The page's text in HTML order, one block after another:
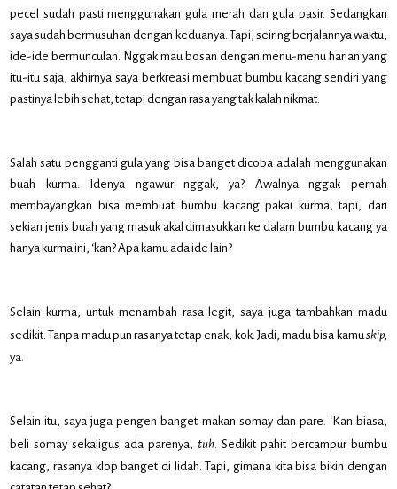
pecel sudah pasti menggunakan gula merah dan gula pasir. Sedangkan
saya sudah bermusuhan dengan keduanya. Tapi, seiring berjalannya waktu,
ide-ide bermunculan. Nggak mau bosan dengan menu-menu harian yang
itu-itu saja, akhirnya saya berkreasi membuat bumbu kacang sendiri yang
pastinya lebih sehat, tetapi dengan rasa yang tak kalah nikmat.
Salah satu pengganti gula yang bisa banget dicoba adalah menggunakan
buah kurma. Idenya ngawur nggak, ya? Awalnya nggak pernah
membayangkan bisa membuat bumbu kacang pakai kurma, tapi, dari
sekian jenis buah yang masuk akal dimasukkan ke dalam bumbu kacang ya
hanya kurma ini, ‘kan? Apa kamu ada ide lain?
Selain kurma, untuk menambah rasa legit, saya juga tambahkan madu
sedikit. Tanpa madu pun rasanya tetap enak, kok. Jadi, madu bisa kamu skip,
ya.
Selain itu, saya juga pengen banget makan somay dan pare. ‘Kan biasa,
beli somay sekaligus ada parenya, tuh. Sedikit pahit bercampur bumbu
kacang, rasanya klop banget di lidah. Tapi, gimana kita bisa bikin dengan